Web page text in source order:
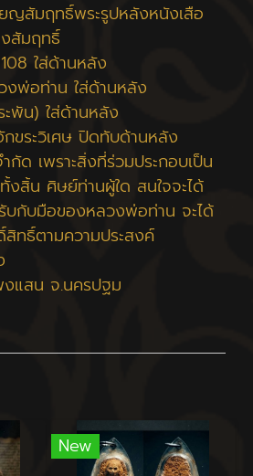
ญสัมฤทธิ์พระรูปหลังหนังเสือ
สัมฤทธิ์
ใส่ด้านหลัง
งพ่อท่าน ใส่ด้านหลัง
พัน) ใส่ด้านหลัง
ขระวิเศษ ปิดทับด้านหลัง
ด เพราะสิ่งที่ร่วมประกอบเป็น
งสิ้น ศิษย์ท่านผู้ใด สนใจจะได้
บกับมือของหลวงพ่อท่าน จะได้
ทธิ์ตามความประสงค์
แสน จ.นครปฐม
New